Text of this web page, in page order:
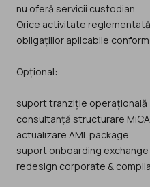
nu oferă servicii custodian.
Orice activitate
obligațiilor aplicabile conform
Opțional:
suport tranziție operațională
consultanță structurare MiCA
actualizare AML package
suport onboarding exchange
redesign corporate &